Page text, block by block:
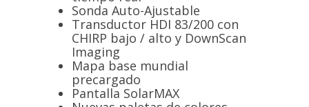
Sonda Auto-Ajustable
Transductor HDI 83/200 con
CHIRP bajo / alto y DownScan
Imaging
Mapa base mundial
precargado
Pantalla SolarMAX